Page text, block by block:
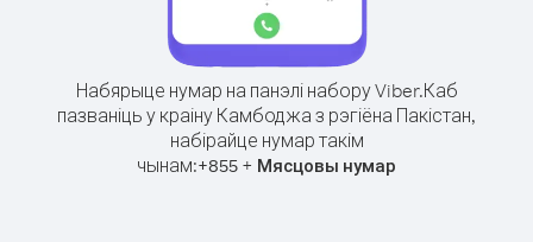
Набярыце нумар на панэлі набору Viber.Каб
пазваніць у краіну Камбоджа з рэгіёна Пакістан,
набірайце нумар такім
чынам:+855 + Мясцовы нумар